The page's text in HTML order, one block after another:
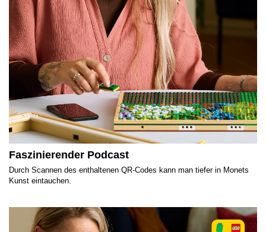
Faszinierender Podcast
Durch Scannen des enthaltenen QR-Codes kann man tiefer in Monets
Kunst eintauchen.